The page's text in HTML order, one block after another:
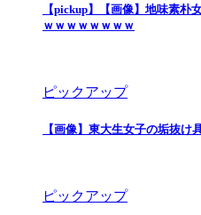
【pickup】【画像】地味素朴
ｗｗｗｗｗｗｗｗ
ピックアップ
【画像】東大生女子の垢抜け
ピックアップ